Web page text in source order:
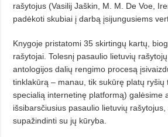
rašytojus (Vasilij Jaškin, M. M. De Voe,
padėkoti skubiai į darbą įsijungusiems
Knygoje pristatomi 35 skirtingų kartų,
rašytojai. Tolesnį pasaulio lietuvių
antologijos dalių rengi­mo procesą
tinklakūrą – manau, tik sukūrę pla­tų ryšių
specialią internetinę platformą) galėsime
išsibarsčiusius pasaulio lietuvių
supažindinti su jų kūryba.